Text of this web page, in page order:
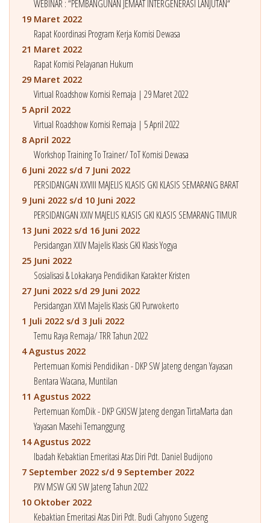
WEBINAR : “PEMBANGUNAN JEMAAT INTERGENERASI LANJUTAN“
19 Maret 2022
Rapat Koordinasi Program Kerja Komisi Dewasa
21 Maret 2022
Rapat Komisi Pelayanan Hukum
29 Maret 2022
Virtual Roadshow Komisi Remaja | 29 Maret 2022
5 April 2022
Virtual Roadshow Komisi Remaja | 5 April 2022
8 April 2022
Workshop Training To Trainer/ ToT Komisi Dewasa
6 Juni 2022 s/d 7 Juni 2022
PERSIDANGAN XXVIII MAJELIS KLASIS GKI KLASIS SEMARANG BARAT
9 Juni 2022 s/d 10 Juni 2022
PERSIDANGAN XXIV MAJELIS KLASIS GKI KLASIS SEMARANG TIMUR
13 Juni 2022 s/d 16 Juni 2022
Persidangan XXIV Majelis Klasis GKI Klasis Yogya
25 Juni 2022
Sosialisasi & Lokakarya Pendidikan Karakter Kristen
27 Juni 2022 s/d 29 Juni 2022
Persidangan XXVI Majelis Klasis GKI Purwokerto
1 Juli 2022 s/d 3 Juli 2022
Temu Raya Remaja/ TRR Tahun 2022
4 Agustus 2022
Pertemuan Komisi Pendidikan - DKP SW Jateng dengan Yayasan
Bentara Wacana, Muntilan
11 Agustus 2022
Pertemuan KomDik - DKP GKISW Jateng dengan TirtaMarta dan
Yayasan Masehi Temanggung
14 Agustus 2022
Ibadah Kebaktian Emeritasi Atas Diri Pdt. Daniel Budijono
7 September 2022 s/d 9 September 2022
PXV MSW GKI SW Jateng Tahun 2022
10 Oktober 2022
Kebaktian Emeritasi Atas Diri Pdt. Budi Cahyono Sugeng